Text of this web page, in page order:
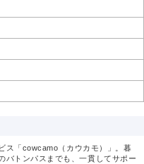
ス「cowcamo（カウカモ）」。暮
バトンパスまでも、一貫してサポー